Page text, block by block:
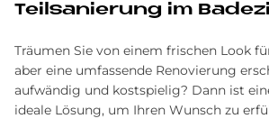
Teilsanierung im
Träumen Sie von einem frischen Look
aber eine umfassende Renovierung
aufwändig und kostspielig? Dann ist
ideale Lösung, um Ihren Wunsch zu